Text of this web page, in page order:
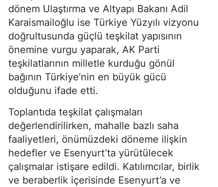
dönem Ulaştırma ve Altyapı Bakanı Adil
Karaismailoğlu ise Türkiye Yüzyılı vizyonu
doğrultusunda güçlü teşkilat yapısının
önemine vurgu yaparak, AK Parti
teşkilatlarının milletle kurduğu gönül
bağının Türkiye’nin en büyük gücü
olduğunu ifade etti.
Toplantıda teşkilat çalışmaları
değerlendirilirken, mahalle bazlı saha
faaliyetleri, önümüzdeki döneme ilişkin
hedefler ve Esenyurt’ta yürütülecek
çalışmalar istişare edildi. Katılımcılar, birlik
ve beraberlik içerisinde Esenyurt’a ve